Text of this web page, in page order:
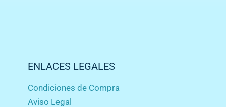
ENLACES LEGALES
Condiciones de Compra
Aviso Legal